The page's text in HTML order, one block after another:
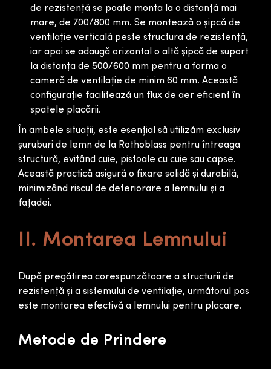
de rezistență se poate monta la o distanță mai
mare, de 700/800 mm. Se montează o șipcă de
ventilație verticală peste structura de rezistență,
iar apoi se adaugă orizontal o altă șipcă de suport
la distanța de 500/600 mm pentru a forma o
cameră de ventilație de minim 60 mm. Această
configurație facilitează un flux de aer eficient în
spatele placării.
În ambele situații, este esențial să utilizăm exclusiv
șuruburi de lemn de la Rothoblass pentru întreaga
structură, evitând cuie, pistoale cu cuie sau capse.
Această practică asigură o fixare solidă și durabilă,
minimizând riscul de deteriorare a lemnului și a
fațadei.
II. Montarea Lemnului
După pregătirea corespunzătoare a structurii de
rezistență și a sistemului de ventilație, următorul pas
este montarea efectivă a lemnului pentru placare.
Metode de Prindere